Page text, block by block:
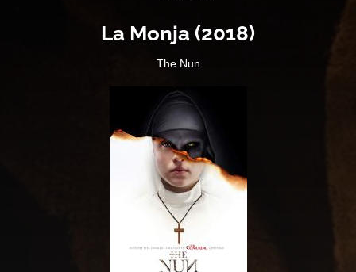
La Monja (2018)
The Nun